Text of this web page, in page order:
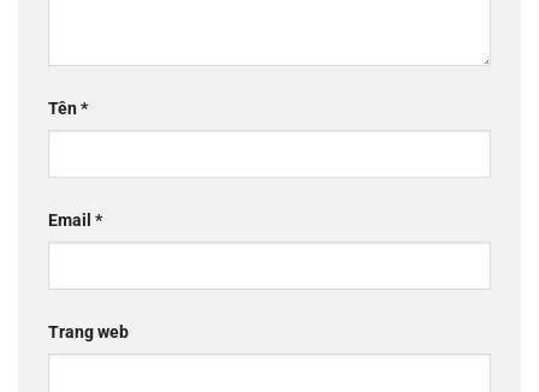
Tên*
Email *
Trang web